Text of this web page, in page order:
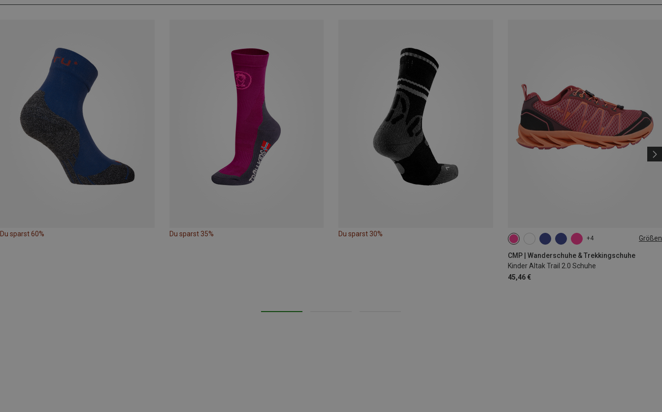
Du sparst 60% Du sparst 35% Du sparst 30%
+4 Größen
CMP | Wanderschuhe & Trekkingschuhe
Kinder Altak Trail 2.0 Schuhe
45,46 €